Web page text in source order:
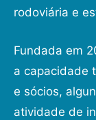
rodoviária e
Fundada em
a capacidade
e sócios,
atividade de